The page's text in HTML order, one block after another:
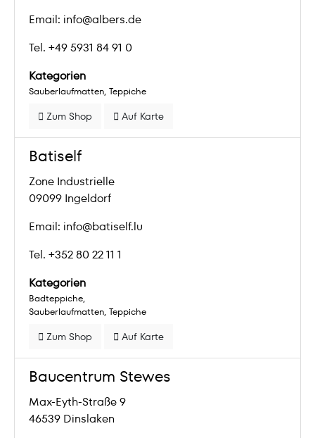
Email: info@albers.de
Tel. +49 5931 84 91 0
Kategorien
Sauberlaufmatten Teppiche
Zum Shop Auf Karte
Batiself
Zone Industrielle
09099 Ingeldorf
Email: info@batiself.lu
Tel. +352 80 22 11 1
Kategorien
Badteppiche
Sauberlaufmatten Teppiche
Zum Shop Auf Karte
Baucentrum Stewes
Max-Eyth-Straße 9
46539 Dinslaken